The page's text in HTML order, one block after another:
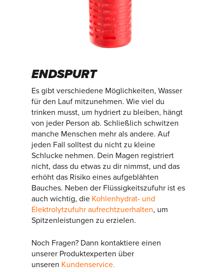
ENDSPURT
Es gibt verschiedene Möglichkeiten, Wasser
für den Lauf mitzunehmen. Wie viel du
trinken musst, um hydriert zu bleiben, hängt
von jeder Person ab. Schließlich schwitzen
manche Menschen mehr als andere. Auf
jeden Fall solltest du nicht zu kleine
Schlucke nehmen. Dein Magen registriert
nicht, dass du etwas zu dir nimmst, und das
erhöht das Risiko eines aufgeblähten
Bauches. Neben der Flüssigkeitszufuhr ist es
auch wichtig, die Kohlenhydrat- und
Elektrolytzufuhr aufrechtzuerhalten, um
Spitzenleistungen zu erzielen.
Noch Fragen? Dann kontaktiere einen
unserer Produktexperten über
unseren Kundenservice.